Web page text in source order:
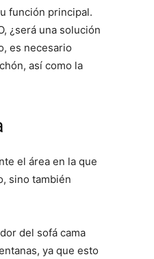
función principal.
¿será una solución
es necesario
así como la
el área en la que
sino también
del sofá cama
ya que esto